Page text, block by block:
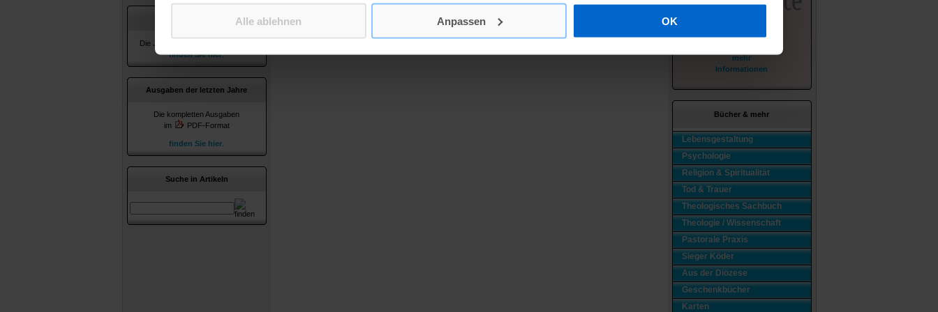
Alle ablehnen Anpassen OK
Die Jahresverzeichnisse ab 2010
finden Sie hier.
Ausgaben der letzten Jahre
Die kompletten Ausgaben
im
PDF-Format
finden Sie hier
Suche in Artikeln
mehr
Informationen
Bücher & mehr
Lebensgestaltung
Psychologie
Religion & Spiritualität
Tod & Trauer
Theologisches Sachbuch
Theologie / Wissenschaft
Pastorale Praxis
Sieger Köder
Aus der Diözese
Geschenkbücher
Karten